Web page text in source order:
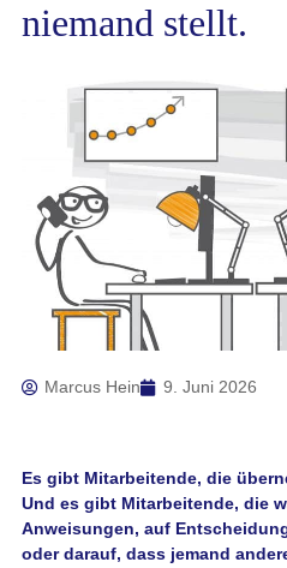
niemand stellt.
Marcus Hein 9. Juni 2026
Es gibt Mitarbeitende, die
Und es gibt Mitarbeitende, die
Anweisungen, auf
oder darauf, dass jemand